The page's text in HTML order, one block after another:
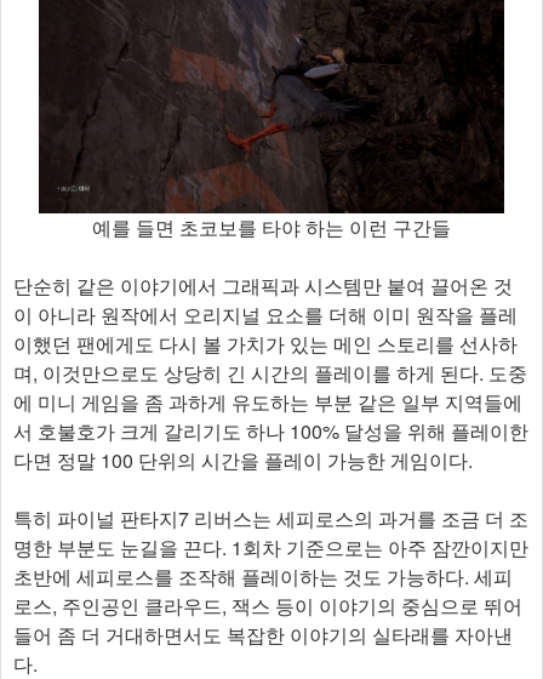
예를 들면 초코보를 타야 하는 이런 구간들
단순히 같은 이야기에서 그래픽과 시스템만 붙여 끌어온 것
이 아니라 원작에서 오리지널 요소를 더해 이미 원작을 플레
이했던 팬에게도 다시 볼 가치가 있는 메인 스토리를 선사하
며, 이것만으로도 상당히 긴 시간의 플레이를 하게 된다. 도중
에 미니 게임을 좀 과하게 유도하는 부분 같은 일부 지역들에
서 호불호가 크게 갈리기도 하나 100% 달성을 위해 플레이한
다면 정말 100 단위의 시간을 플레이 가능한 게임이다.
특히 파이널 판타지7 리버스는 세피로스의 과거를 조금 더 조
명한 부분도 눈길을 끈다. 1회차 기준으로는 아주 잠깐이지만
초반에 세피로스를 조작해 플레이하는 것도 가능하다. 세피
로스, 주인공인 클라우드, 잭스 등이 이야기의 중심으로 뛰어
들어 좀 더 거대하면서도 복잡한 이야기의 실타래를 자아낸
다.